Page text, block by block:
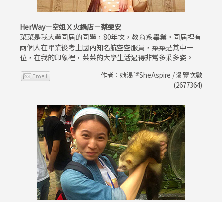
HerWay－空姐Ｘ火鍋店－蔡雯安
菜菜是我大學同屆的同學，80年次，教育系畢業。同屆裡有
兩個人在畢業後考上國內知名航空空服員，菜菜是其中一
位，在我的印象裡，菜菜的大學生活過得非常多采多姿。
作者：她渴望SheAspire / 瀏覽次數
(2677364)